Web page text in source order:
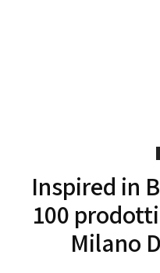
Inspired in
100
Milano